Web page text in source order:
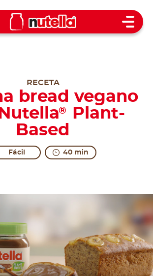
Open
RECETA
bread vegano
®
Plant-
Based
Fácil 40 min